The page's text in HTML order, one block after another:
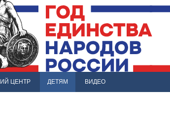
ЦЕНТР ДЕТЯМ ВИДЕО